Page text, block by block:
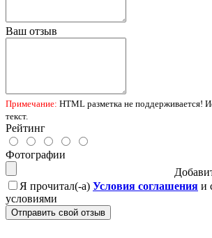
Ваш отзыв
Примечание: HTML разметка не поддерживается!
текст.
Рейтинг
Фотографии
Я прочитал(-а) Условия соглашения и
условиями
Отправить свой отзыв